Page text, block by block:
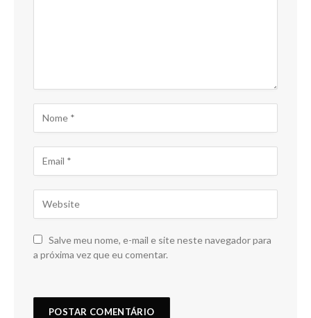
Salve meu nome, e-mail e site neste navegador para
a próxima vez que eu comentar.